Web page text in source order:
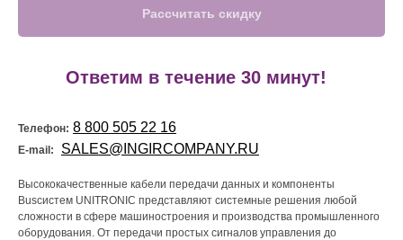
Рассчитать скидку
Ответим в течение 30 минут!
Телефон: 8 800 505 22 16
E-mail: SALES@INGIRCOMPANY.RU
Высококачественные кабели передачи данных и компоненты
Busсистем UNITRONIC представляют системные решения любой
сложности в сфере машиностроения и производства промышленного
оборудования. От передачи простых сигналов управления до